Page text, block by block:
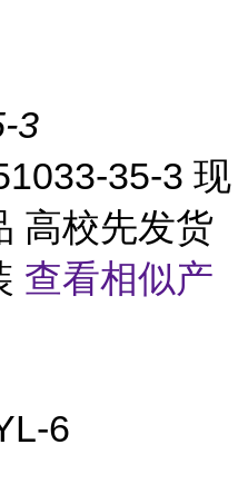
3
35-3 现
高校先发货
查看相似产
6